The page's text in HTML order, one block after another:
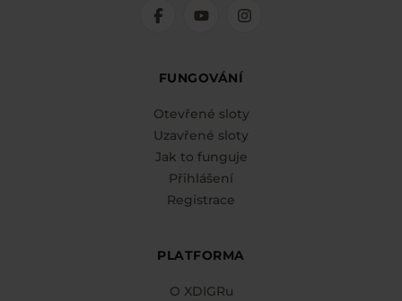
FUNGOVÁNÍ
Otevřené sloty
Uzavřené sloty
Jak to funguje
Přihlášení
Registrace
PLATFORMA
O XDIGRu